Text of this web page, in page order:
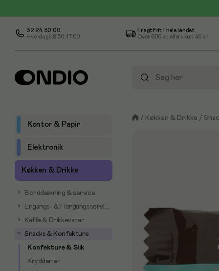
32 24 30 00
Hverdage 8.30-17.00
Fragtfrit i hele landet
Over 600 kr, ellers kun 40 kr
Kontor & Papir
Elektronik
Køkken & Drikke
Borddækning & service
Engangs- & Flergangsservice
Kaffe & Drikkevarer
Snacks & Konfekture
Konfekture & Slik
Krydderier
/ Køkken & Drikke /